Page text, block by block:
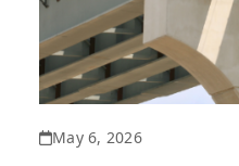
May 6, 2026